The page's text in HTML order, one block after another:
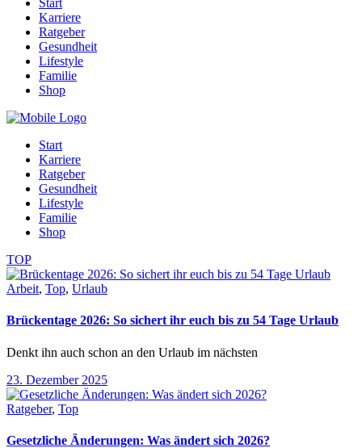
Start
Karriere
Ratgeber
Gesundheit
Lifestyle
Familie
Shop
Start
Karriere
Ratgeber
Gesundheit
Lifestyle
Familie
Shop
TOP
Arbeit, Top, Urlaub
Brückentage 2026: So sichert ihr euch bis zu 54 Tage Urlaub
Denkt ihn auch schon an den Urlaub im nächsten
23. Dezember 2025
Ratgeber, Top
Gesetzliche Änderungen: Was ändert sich 2026?